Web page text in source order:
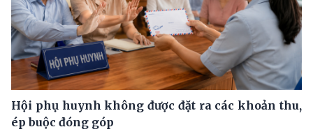
Hội phụ huynh không được đặt ra các khoản thu,
ép buộc đóng góp